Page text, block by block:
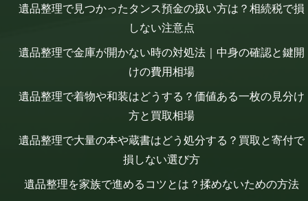
遺品整理で見つかったタンス預金の扱い方は？相続税で損
しない注意点
遺品整理で金庫が開かない時の対処法｜中身の確認と鍵開
けの費用相場
遺品整理で着物や和装はどうする？価値ある一枚の見分け
方と買取相場
遺品整理で大量の本や蔵書はどう処分する？買取と寄付で
損しない選び方
遺品整理を家族で進めるコツとは？揉めないための方法